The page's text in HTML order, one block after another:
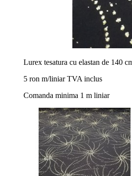
Lurex tesatura cu elastan de 140
5 ron m/liniar TVA inclus
Comanda minima 1 m liniar